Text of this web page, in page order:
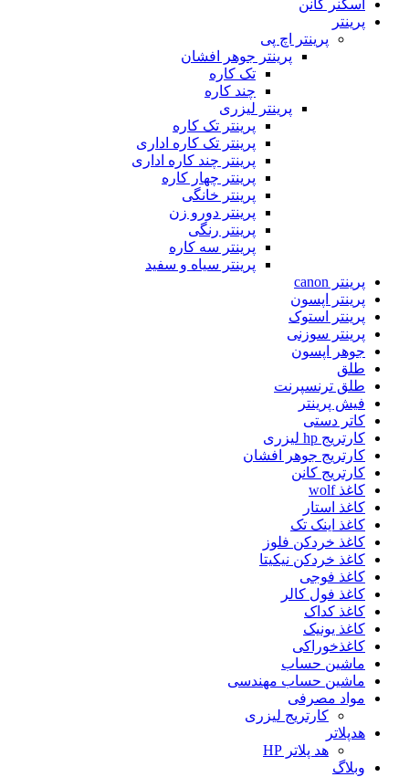
اسکنر کانن
پرینتر
پرینتر اچ پی
پرینتر جوهر افشان
تک کاره
چند کاره
پرینتر لیزری
پرینتر تک کاره
پرینتر تک کاره اداری
پرینتر چند کاره اداری
پرینتر چهار کاره
پرینتر خانگی
پرینتر دورو زن
پرینتر رنگی
پرینتر سه کاره
پرینتر سیاه و سفید
پرینتر canon
پرینتر اپسون
پرینتر استوک
پرینتر سوزنی
جوهر اپسون
طلق
طلق ترنسپرنت
فیش پرینتر
کاتر دستی
کارتریج hp لیزری
کارتریج جوهر افشان
کارتریج کانن
کاغذ wolf
کاغذ استار
کاغذ اینک تک
کاغذ خردکن فلوز
کاغذ خردکن نیکیتا
کاغذ فوجی
کاغذ فول کالر
کاغذ کداک
کاغذ یونیک
کاغذخوراکی
ماشین حساب
ماشین حساب مهندسی
مواد مصرفی
کارتریج لیزری
هدپلاتر
هد پلاتر HP
وبلاگ